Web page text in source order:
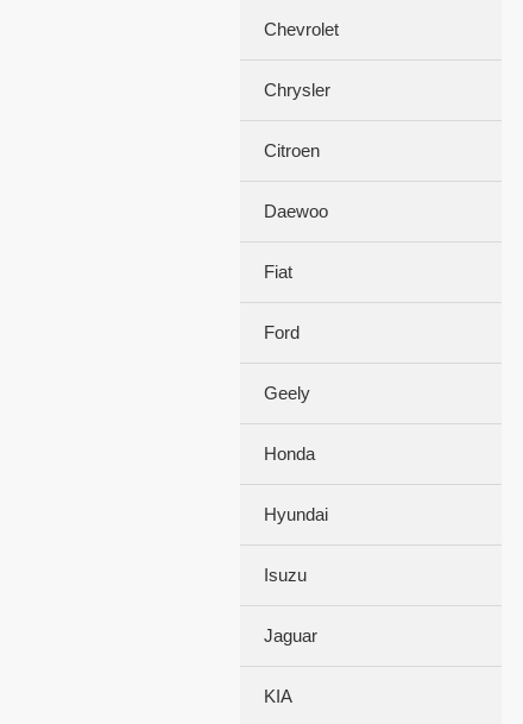
Chevrolet
Chrysler
Citroen
Daewoo
Fiat
Ford
Geely
Honda
Hyundai
Isuzu
Jaguar
KIA